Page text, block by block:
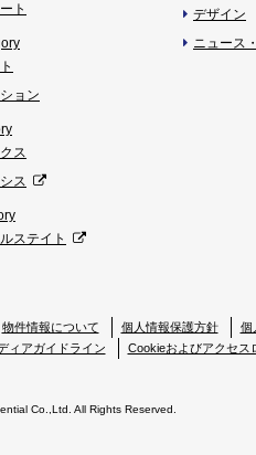
ト
ョン
ス
ス
ステイト
デザイン
ニュース
物件情報について 個人情報保護方針 個
ィアガイドライン
Cookieおよびアクセス
Co.,Ltd. All Rights Reserved.